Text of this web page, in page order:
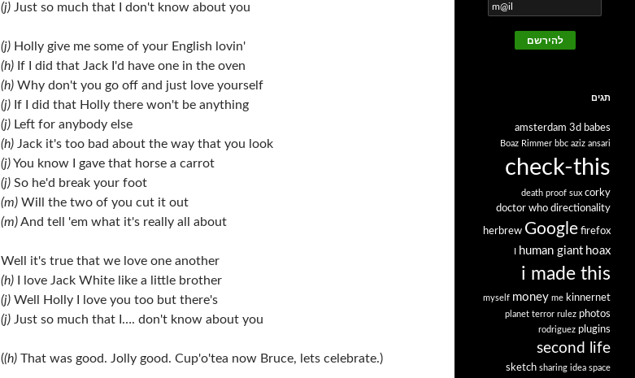
(j) Just so much that I don't know about you
(j) Holly give me some of your English lovin'
(h) If I did that Jack I'd have one in the oven
(h) Why don't you go off and just love yourself
(j) If I did that Holly there won't be anything
(j) Left for anybody else
(h) Jack it's too bad about the way that you look
(j)You know I gave that horse a carrot
(j) So he'd break your foot
(m) Will the two of you cut it out
(m)And tell 'em what it's really all about
Well it's true that we love one another
(h) I love Jack White like a little brother
(j) Well Holly I love you too but there's
(j) Just so much that I…. don't know about you
((h) That was good. Jolly good. Cup'o'tea now Bruce, lets celebrate.)
תגים
3d babes
amsterdam
aziz ansari
bbc
Boaz Rimmer
check-this
corky
death proof sux
directionality
doctor who
firefox
Google
herbrew
hoax
human giant
i made this
kinnernet
me
money
myself
photos
planet terror rulez
plugins
rodriguez
second life
sharing idea space
sketch